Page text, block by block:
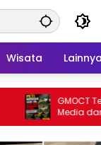
Wisata Lainnya
GMOCT
Media dan
Masa Depan